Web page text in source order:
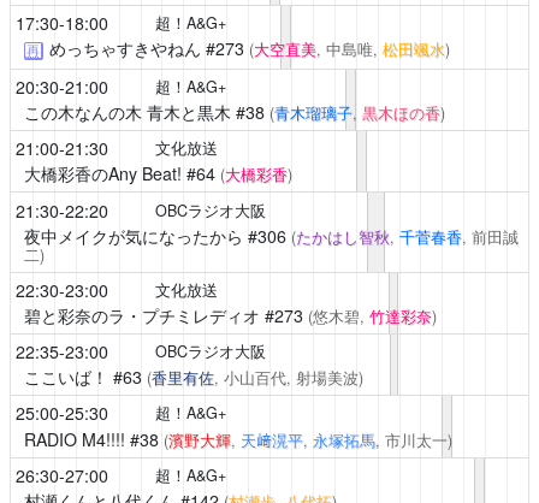
17:30-18:00 超！A&G+
再 めっちゃすきやねん #273 (大空直美, 中島唯, 松田颯水)
20:30-21:00 超！A&G+
この木なんの木 青木と黒木 #38 (青木瑠璃子, 黒木ほの香)
21:00-21:30 文化放送
大橋彩香のAny Beat! #64 (大橋彩香)
21:30-22:20 OBCラジオ大阪
夜中メイクが気になったから #306 (たかはし智秋, 千菅春香, 前田誠
二)
22:30-23:00 文化放送
碧と彩奈のラ・プチミレディオ #273 (悠木碧, 竹達彩奈)
22:35-23:00 OBCラジオ大阪
ここいば！ #63 (香里有佐, 小山百代, 射場美波)
25:00-25:30 超！A&G+
RADIO M4!!!! #38 (濱野大輝, 天﨑滉平, 永塚拓馬, 市川太一)
26:30-27:00 超！A&G+